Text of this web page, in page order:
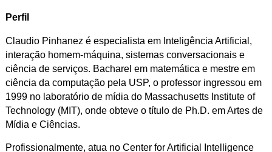
Perfil
Claudio Pinhanez é especialista em Inteligência Artificial,
interação homem-máquina, sistemas conversacionais e
ciência de serviços. Bacharel em matemática e mestre em
ciência da computação pela USP, o professor ingressou em
1999 no laboratório de mídia do Massachusetts Institute of
Technology (MIT), onde obteve o título de Ph.D. em Artes de
Mídia e Ciências.
Profissionalmente, atua no Center for Artificial Intelligence